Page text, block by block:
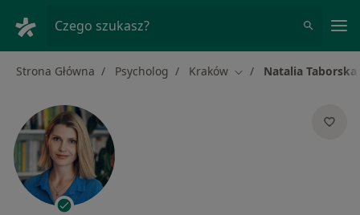
Czego szukasz?
Strona Główna Psycholog Kraków Zmień miasto
Natalia Taborska